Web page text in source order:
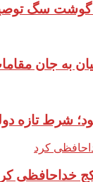
گوشت سگ
به جان
شرط تازه